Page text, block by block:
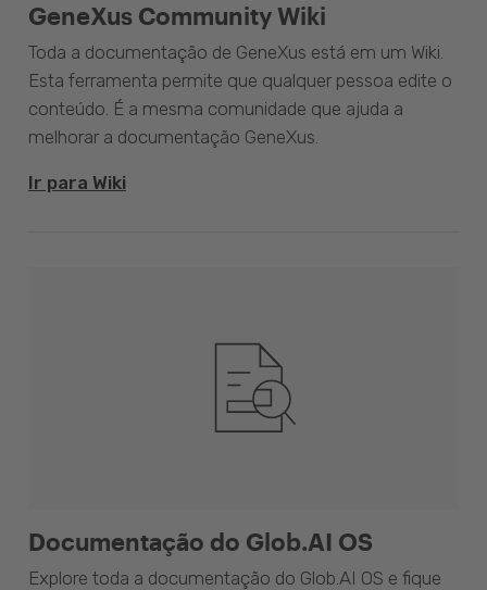
GeneXus Community Wiki
Toda a documentação de GeneXus está em um Wiki.
Esta ferramenta permite que qualquer pessoa edite o
conteúdo. É a mesma comunidade que ajuda a
melhorar a documentação GeneXus.
Ir para Wiki
Documentação do Glob.AI OS
Explore toda a documentação do Glob.AI OS e fique